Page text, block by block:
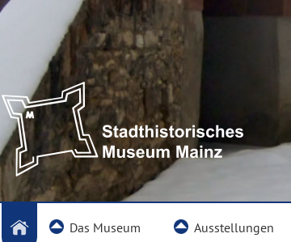
Das Museum Ausstellungen